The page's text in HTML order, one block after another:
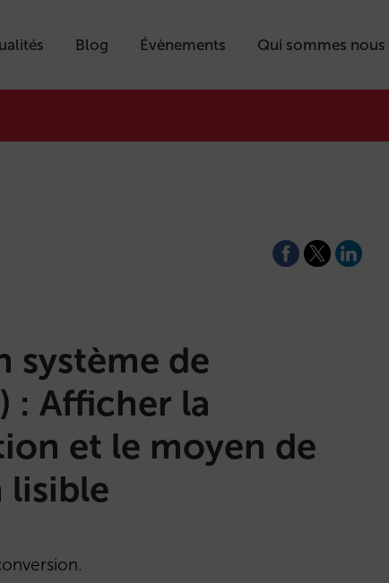
Blog Évènements Qui sommes nous
système de
: Afficher la
et le moyen de
lisible